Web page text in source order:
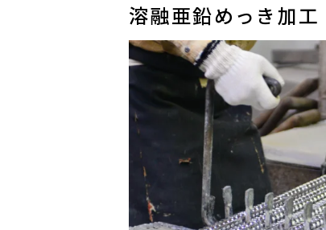
溶融亜鉛めっき加工